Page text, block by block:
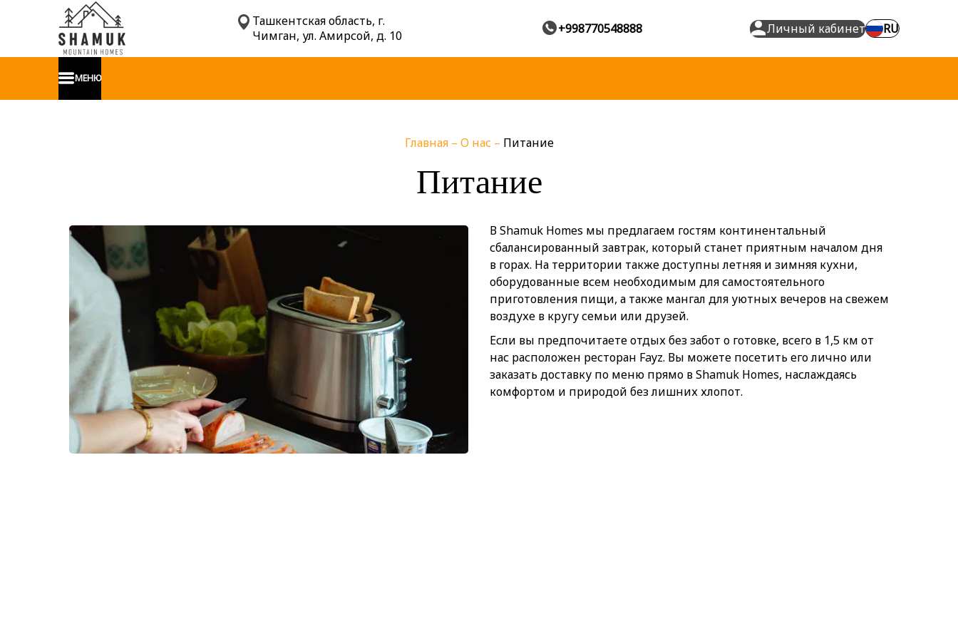
Ташкентская область, г.
Чимган, ул. Амирсой, д. 10
+998770548888 Личный кабинет RU
МЕНЮ
Главная – О нас – Питание
Питание
В Shamuk Homes мы предлагаем гостям континентальный
сбалансированный завтрак, который станет приятным началом дня
в горах. На территории также доступны летняя и зимняя кухни,
оборудованные всем необходимым для самостоятельного
приготовления пищи, а также мангал для уютных вечеров на свежем
воздухе в кругу семьи или друзей.
Если вы предпочитаете отдых без забот о готовке, всего в 1,5 км от
нас расположен ресторан Fayz. Вы можете посетить его лично или
заказать доставку по меню прямо в Shamuk Homes, наслаждаясь
комфортом и природой без лишних хлопот.